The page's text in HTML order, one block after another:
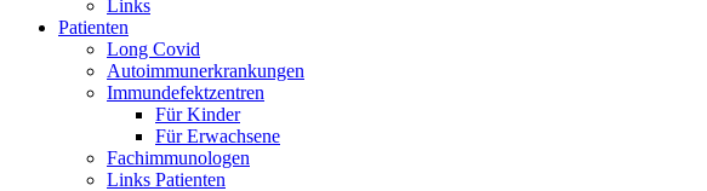
Links
Patienten
Long Covid
Autoimmunerkrankungen
Immundefektzentren
Für Kinder
Für Erwachsene
Fachimmunologen
Links Patienten